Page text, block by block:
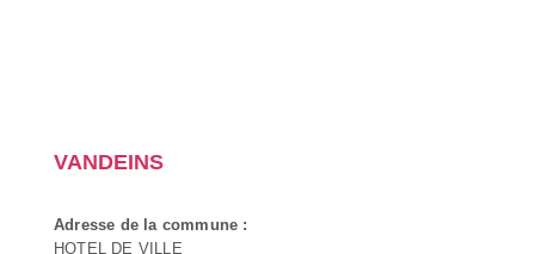
VANDEINS
Adresse de la commune :
HOTEL DE VILLE